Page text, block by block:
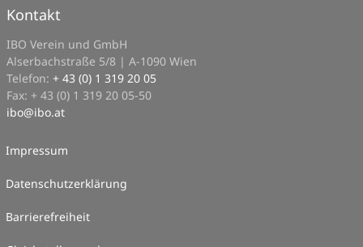
Kontakt
IBO Verein und GmbH
Alserbachstraße 5/8 | A-1090 Wien
Telefon: + 43 (0) 1 319 20 05
Fax: + 43 (0) 1 319 20 05-50
ibo@ibo.at
Impressum
Datenschutzerklärung
Barrierefreiheit